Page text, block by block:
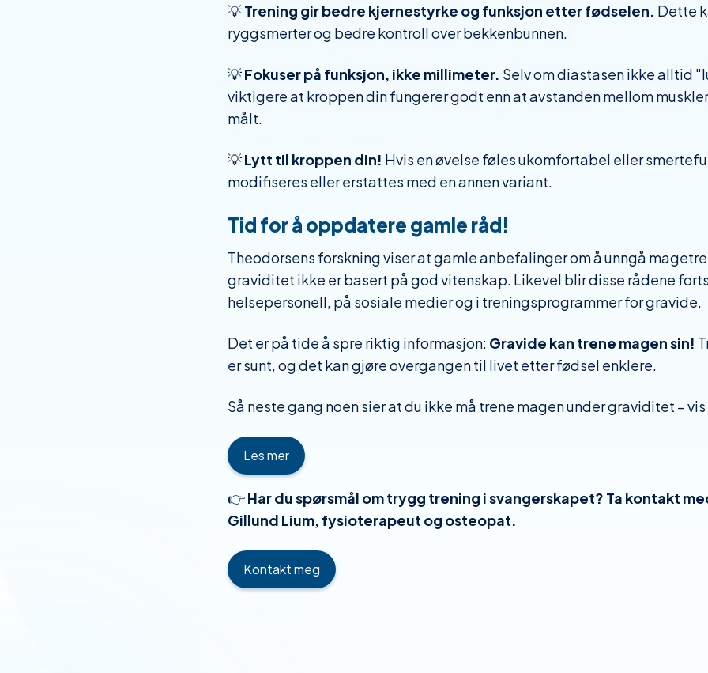
💡Trening gir bedre kjernestyrke og funksjon etter fødselen. Dette
ryggsmerter og bedre kontroll over bekkenbunnen.
💡Fokuser på funksjon, ikke millimeter. Selv om diastasen ikke alltid
viktigere at kroppen din fungerer godt enn at avstanden mellom
målt.
💡Lytt til kroppen din! Hvis en øvelse føles ukomfortabel eller
modifiseres eller erstattes med en annen variant.
Tid for å oppdatere gamle råd!
Theodorsens forskning viser at gamle anbefalinger om å unngå
graviditet ikke er basert på god vitenskap. Likevel blir disse rådene
helsepersonell, på sosiale medier og i treningsprogrammer for gravide.
Det er på tide å spre riktig informasjon: Gravide kan trene magen sin!
er sunt, og det kan gjøre overgangen til livet etter fødsel enklere.
Så neste gang noen sier at du ikke må trene magen under graviditet –
Les mer
👉Har du spørsmål om trygg trening i svangerskapet? Ta kontakt
Gillund Lium, fysioterapeut og osteopat.
Kontakt meg